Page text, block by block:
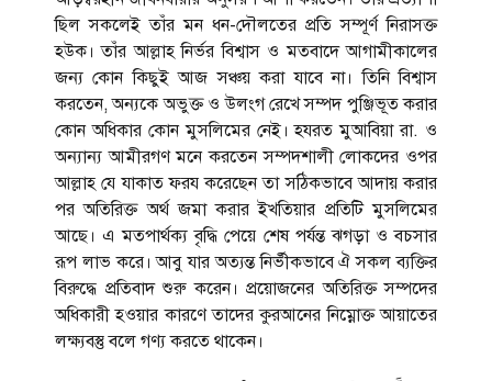
ছিল সকলেই তাঁর মন ধন-দৌলতের প্রতি সম্পূর্ণ নিরাসক্ত
হউক। তাঁর আল্লাহ নির্ভর বিশ্বাস ও মতবাদে আগামীকালের
জন্য কোন কিছুই আজ সঞ্চয় করা যাবে না। তিনি বিশ্বাস
করতেন, অন্যকে অভুক্ত ও উলংগ রেখে সম্পদ পুঞ্জিভূত করার
কোন অধিকার কোন মুসলিমের নেই। হযরত মুআবিয়া রা. ও
অন্যান্য আমীরগণ মনে করতেন সম্পদশালী লোকদের ওপর
আল্লাহ যে যাকাত ফরয করেছেন তা সঠিকভাবে আদায় করার
পর অতিরিক্ত অর্থ জমা করার ইখতিয়ার প্রতিটি মুসলিমের
আছে। এ মতপার্থক্য বৃদ্ধি পেয়ে শেষ পর্যন্ত ঝগড়া ও বচসার
রূপ লাভ করে। আবু যার অত্যন্ত নির্ভীকভাবে ঐ সকল ব্যক্তির
বিরুদ্ধে প্রতিবাদ শুরু করেন। প্রয়োজনের অতিরিক্ত সম্পদের
অধিকারী হওয়ার কারণে তাদের কুরআনের নিম্নোক্ত আয়াতের
লক্ষ্যবস্তু বলে গণ্য করতে থাকেন।